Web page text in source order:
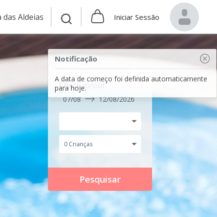
das Aldeias Iniciar Sessão
Notificação
A data de começo foi definida automaticamente
para hoje.
Check in/out
07/08 12/08/2026